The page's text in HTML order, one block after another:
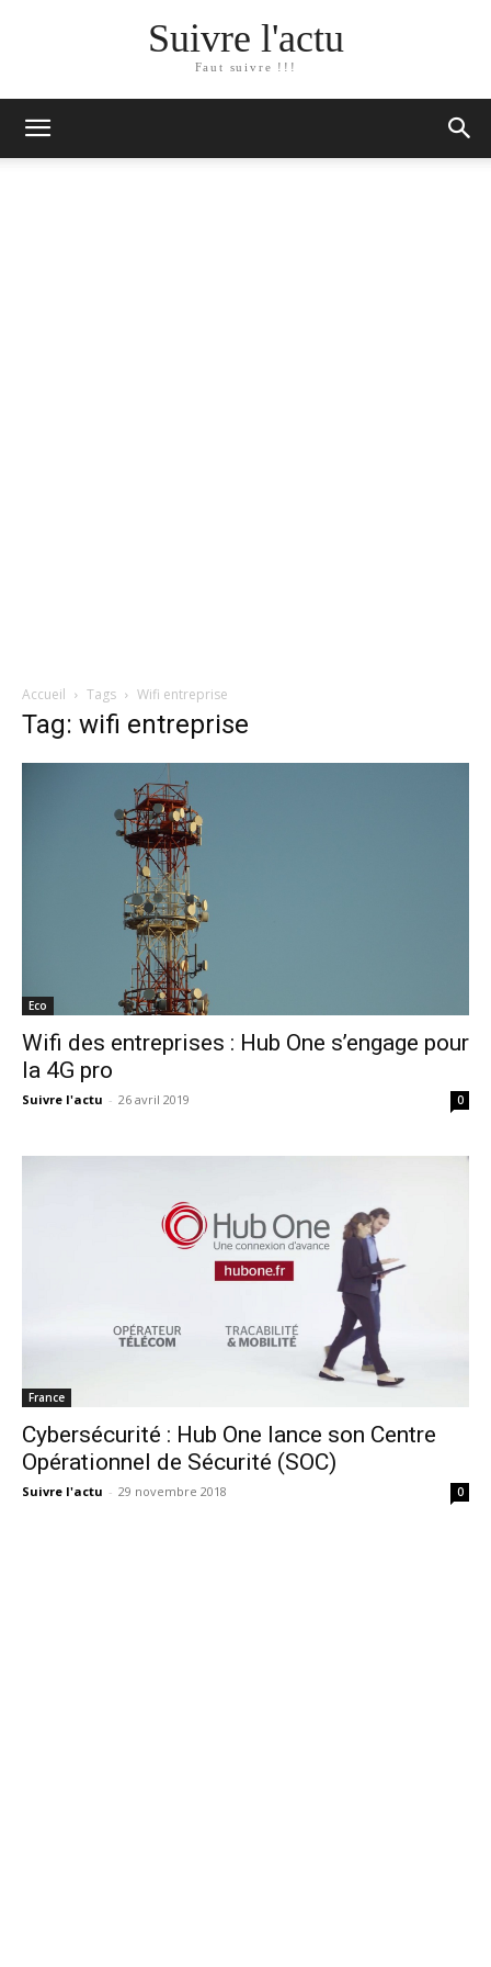
Suivre l'actu
Faut suivre !!!
Accueil Tags Wifi entreprise
Tag: wifi entreprise
Eco
Wifi des entreprises : Hub One s’engage pour
la 4G pro
Suivre l'actu - 26 avril 2019 0
France
Cybersécurité : Hub One lance son Centre
Opérationnel de Sécurité (SOC)
Suivre l'actu - 29 novembre 2018 0